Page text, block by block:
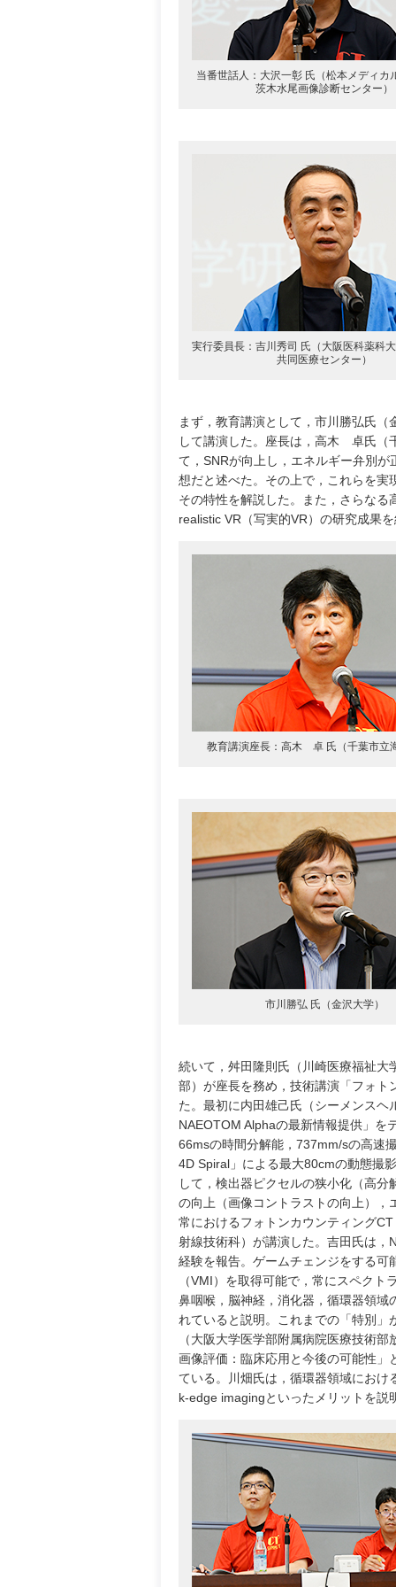
当番世話人：大沢一彰 氏（松本メディカ
茨木水尾画像診断センター）
実行委員長：吉川秀司 氏（大阪医科薬科
共同医療センター）
まず，教育講演として，市川勝弘氏
して講演した。座長は，⾼⽊ 卓氏（
て，SNRが向上し，エネルギー弁別
想だと述べた。その上で，これらを
その特性を解説した。また，さらな
realistic VR（写実的VR）の研究成果
教育講演座長：⾼⽊ 卓 氏（千葉市⽴
市川勝弘 氏（金沢大学）
続いて，舛田隆則氏（川崎医療福祉
部）が座長を務め，技術講演「フォ
た。最初に内田雄己氏（シーメンス
NAEOTOM Alphaの最新情報提供」を
66msの時間分解能，737mm/sの高速
4D Spiral」による最大80cmの動態撮
して，検出器ピクセルの狭小化（高
の向上（画像コントラストの向上）
常におけるフォトンカウンティング
射線技術科）が講演した。吉田氏は，
経験を報告。ゲームチェンジをする
（VMI）を取得可能で，常にスペク
鼻咽喉，脳神経，消化器，循環器領
れていると説明。これまでの「特別
（大阪大学医学部附属病院医療技術
画像評価：臨床応用と今後の可能性
ている。川畑氏は，循環器領域にお
k-edge imagingといったメリットを説